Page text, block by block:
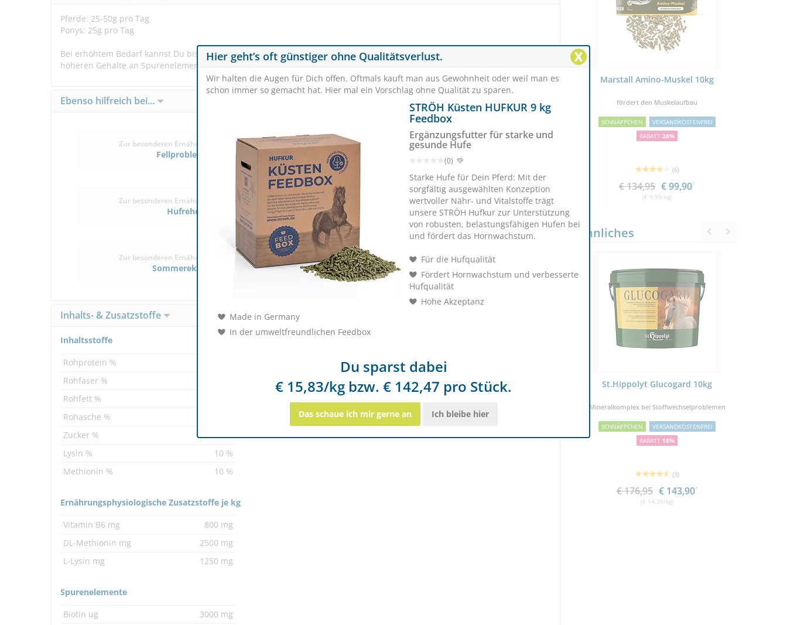
Pferde: 25-50g pro Tag
Ponys: 25g pro Tag
Bei erhöhtem Bedarf kannst Du bis zu einer gesamten Dosis von 75g füttern. Wegen der gegenüber Alleinfuttermitteln
höheren Gehalte an Spurenelementen nicht mehr als bis zu je 75g je Tier und Tag verfüttern.
Ebenso hilfreich bei...
Zur besonderen Ernährung/Pflege bei
Fellprobleme
Zur besonderen Ernährung/Pflege bei
Zur besonderen Ernährung/Pflege bei
Hufrehe
Zur besonderen Ernährung/Pflege bei
Hufrolle
Zur besonderen Ernährung/Pflege bei
Sommerekzem
Zur besonderen Ernährung/Pflege bei
Inhalts- & Zusatzstoffe
Inhaltsstoffe
Rohprotein %
Rohfaser %
Rohfett %
Rohasche %
Zucker %
3 %
Lysin %
10 %
Methionin %
10 %
Ernährungsphysiologische Zusatzstoffe je kg
Vitamin B6 mg
800 mg
DL-Methionin mg
2500 mg
L-Lysin mg
1250 mg
Spurenelemente
Biotin ug
3000 mg
EGGERSMANN Golden Mineral - 25,0
kg
Schmackhaftes Mineralfutter
ab € 50,05
(€ 2,04/kg)
Marstall Amino-Muskel 10kg
fördert den Muskelaufbau
SCHNÄPPCHEN
VERSANDKOSTENFREI
RABATT 26%
(6)
€ 134,95 € 99,901
(€ 9,99/kg)
Ähnliches
eQ7+ Kraftpaket 3 kg Eimer
PRODUKTTEST
St.Hippolyt Glucogard 10kg
Mineralkomplex bei Stoffwechselproblemen
SCHNÄPPCHEN
VERSANDKOSTENFREI
RABATT 18%
(3)
€ 176,95 € 143,901
(€ 14,39/kg)
X
Hier geht’s oft günstiger ohne Qualitätsverlust.
Wir halten die Augen für Dich offen. Oftmals kauft man aus Gewohnheit oder weil man es
schon immer so gemacht hat. Hier mal ein Vorschlag ohne Qualität zu sparen.
STRÖH Küsten HUFKUR 9 kg
Feedbox
Ergänzungsfutter für starke und
gesunde Hufe
(0) 💚
Starke Hufe für Dein Pferd: Mit der
sorgfältig ausgewählten Konzeption
wertvoller Nähr- und Vitalstoffe trägt
unsere STRÖH Hufkur zur Unterstützung
von robusten, belastungsfähigen Hufen bei
und fördert das Hornwachstum.
Für die Hufqualität
Fördert Hornwachstum und verbesserte
Hufqualität
Hohe Akzeptanz
Made in Germany
In der umweltfreundlichen Feedbox
Du sparst dabei
€ 15,83/kg bzw. € 142,47 pro Stück.
Das schaue ich mir gerne an Ich bleibe hier